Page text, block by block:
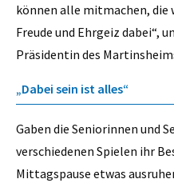
können alle mitmachen, die
Freude und Ehrgeiz dabei“,
Präsidentin des
„Dabei sein ist alles“
Gaben die Seniorinnen und
verschiedenen Spielen ihr
Mittagspause etwas